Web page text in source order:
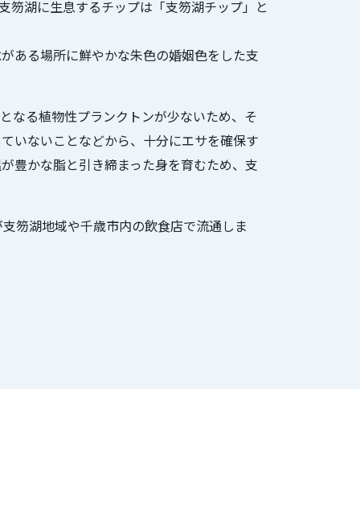
笏湖に生息するチップは「支笏湖チップ」と
ある場所に鮮やかな朱色の婚姻色をした支
なる植物性プランクトンが少ないため、そ
いないことなどから、十分にエサを確保す
豊かな脂と引き締まった身を育むため、支
笏湖地域や千歳市内の飲食店で流通しま